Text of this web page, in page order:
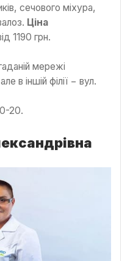
сечового міхура,
Ціна
1190 грн.
мережі
в іншій філії − вул.
20.